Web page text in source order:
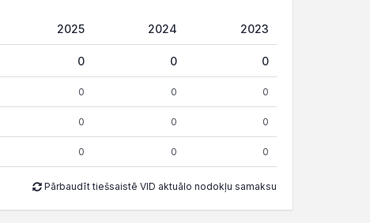
2025 2024 2023
0 0 0
0 0 0
0 0 0
0 0 0
Pārbaudīt tiešsaistē VID aktuālo nodokļu samaksu